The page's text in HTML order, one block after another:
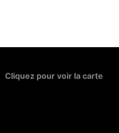
Cliquez pour voir la carte